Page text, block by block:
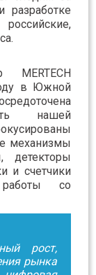
разработке
MERTECH
в Южной
нашей
механизмы
детекторы
и счетчики
со
рост,
рынка